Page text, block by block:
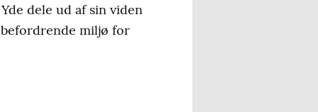
dele ud af sin viden
miljø for